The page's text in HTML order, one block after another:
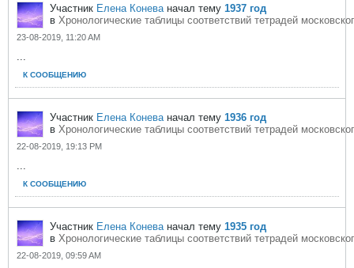
Участник Елена Коневаначал тему 1937 год
в Хронологические таблицы соответствий тетрадей
23-08-2019, 11:20 AM
...
К СООБЩЕНИЮ
Участник Елена Коневаначал тему 1936 год
в Хронологические таблицы соответствий тетрадей
22-08-2019, 19:13 PM
...
К СООБЩЕНИЮ
Участник Елена Коневаначал тему 1935 год
в Хронологические таблицы соответствий тетрадей
22-08-2019, 09:59 AM